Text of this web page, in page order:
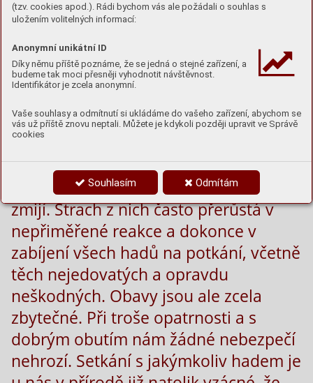
(tzv. cookies apod.). Rádi bychom vás ale požádali o souhlas s
uložením volitelných informací:
Anonymní unikátní ID
Díky němu příště poznáme, že se jedná o stejné zařízení, a
budeme tak moci přesněji vyhodnotit návštěvnost.
Identifikátor je zcela anonymní.
Vaše souhlasy a odmítnutí si ukládáme do vašeho zařízení, abychom se
vás už příště znovu neptali. Můžete je kdykoli později upravit ve Správě
cookies
Souhlasím Odmítám
Především v letních měsících u
mnohých z nás stoupá strach ze
setkání s hady, obzvláště s těmi
jedovatými. Nejčastěji se lidé obávají
zmijí. Strach z nich často přerůstá v
nepřiměřené reakce a dokonce v
zabíjení všech hadů na potkání, včetně
těch nejedovatých a opravdu
neškodných. Obavy jsou ale zcela
zbytečné. Při troše opatrnosti a s
dobrým obutím nám žádné nebezpečí
nehrozí. Setkání s jakýmkoliv hadem je